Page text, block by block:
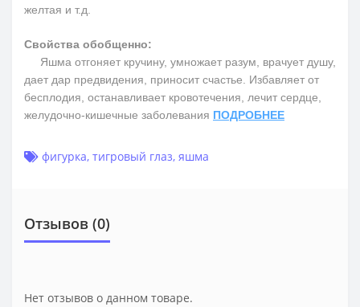
желтая и т.д.
Свойства обобщенно:
Яшма отгоняет кручину, умножает разум, врачует душу,
дает дар предвидения, приносит счастье. Избавляет от
бесплодия, останавливает кровотечения, лечит сердце,
желудочно-кишечные заболевания ПОДРОБНЕЕ
фигурка, тигровый глаз, яшма
Отзывов (0)
Нет отзывов о данном товаре.